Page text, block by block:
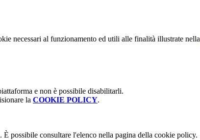
necessari al funzionamento ed utili alle finalità illustrate nella
e non è possibile disabilitarli.
la COOKIE POLICY.
possibile consultare l'elenco nella pagina della cookie policy.